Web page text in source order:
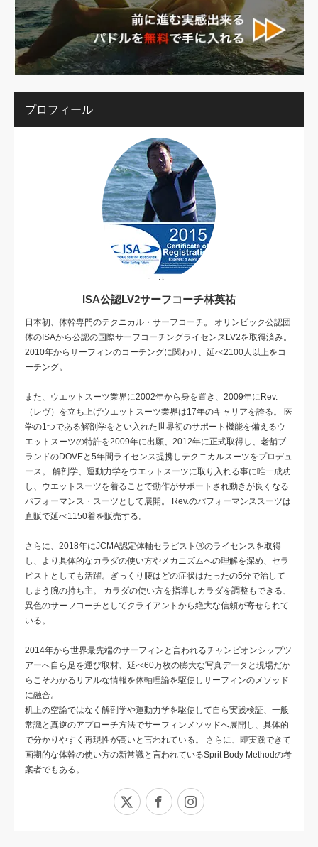
プロフィール
ISA公認LV2サーフコーチ林英祐
日本初、体幹専門のテクニカル・サーフコーチ。 オリンピック公認団
体のISAから公認の国際サーフコーチングライセンスLV2を取得済み。
2010年からサーフィンのコーチングに関わり、延べ2100人以上をコ
ーチング。
また、ウエットスーツ業界に2002年から身を置き、2009年にRev.
（レヴ）を立ち上げウエットスーツ業界は17年のキャリアを誇る。 医
学の1つである解剖学をとい入れた世界初のサポート機能を備えるウ
エットスーツの特許を2009年に出願、2012年に正式取得し、老舗ブ
ランドのDOVEと5年間ライセンス提携しテクニカルスーツをプロデュ
ース。 解剖学、運動力学をウエットスーツに取り入れる事に唯一成功
し、ウエットスーツを着ることで動作がサポートされ動きが良くなる
パフォーマンス・スーツとして展開。 Rev.のパフォーマンススーツは
直販で延べ1150着を販売する。
さらに、2018年にJCMA認定体軸セラピストⓇのライセンスを取得
し、より具体的なカラダの使い方やメカニズムへの理解を深め、セラ
ピストとしても活躍。ぎっくり腰はどの症状はたったの5分で治して
しまう腕の持ち主。 カラダの使い方を指導しカラダを調整もできる、
異色のサーフコーチとしてクライアントから絶大な信頼が寄せられて
いる。
2014年から世界最先端のサーフィンと言われるチャンピオンシップツ
アーへ自ら足を運び取材、延べ60万枚の膨大な写真データと現場だか
らこそわかるリアルな情報を体軸理論を駆使しサーフィンのメソッド
に融合。
机上の空論ではなく解剖学や運動力学を駆使して自ら実践検証、一般
常識と真逆のアプローチ方法でサーフィンメソッドへ展開し、具体的
で分かりやすく再現性が高いと言われている。 さらに、即実践できて
画期的な体幹の使い方の新常識と言われているSprit Body Methodの考
案者でもある。
Facebook